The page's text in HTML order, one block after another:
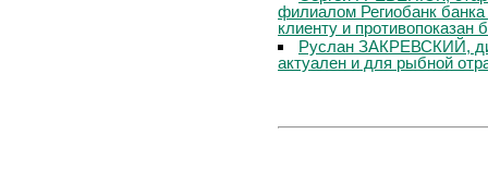
филиалом Региобанк
клиенту и противопоказан
Руслан ЗАКРЕВСКИЙ,
актуален и для рыбной